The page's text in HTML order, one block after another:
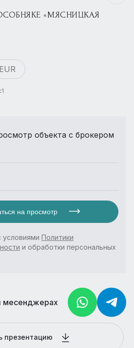
«МЯСНИЦКАЯ
EUR
объекта с брокером
на просмотр
условиями Политики
и обработки персональных
месенджерах
презентацию